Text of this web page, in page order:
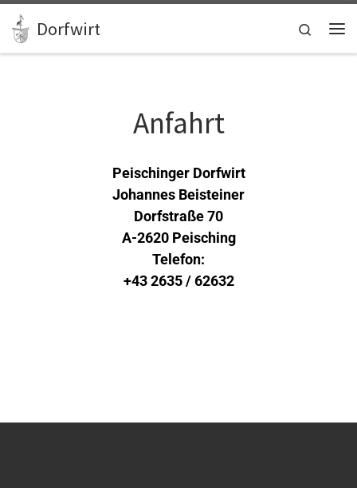
Zum Inhalt springen
Dorfwirt Search
Anfahrt
Peischinger Dorfwirt
Johannes Beisteiner
Dorfstraße 70
A-2620 Peisching
Telefon:
+43 2635 / 62632